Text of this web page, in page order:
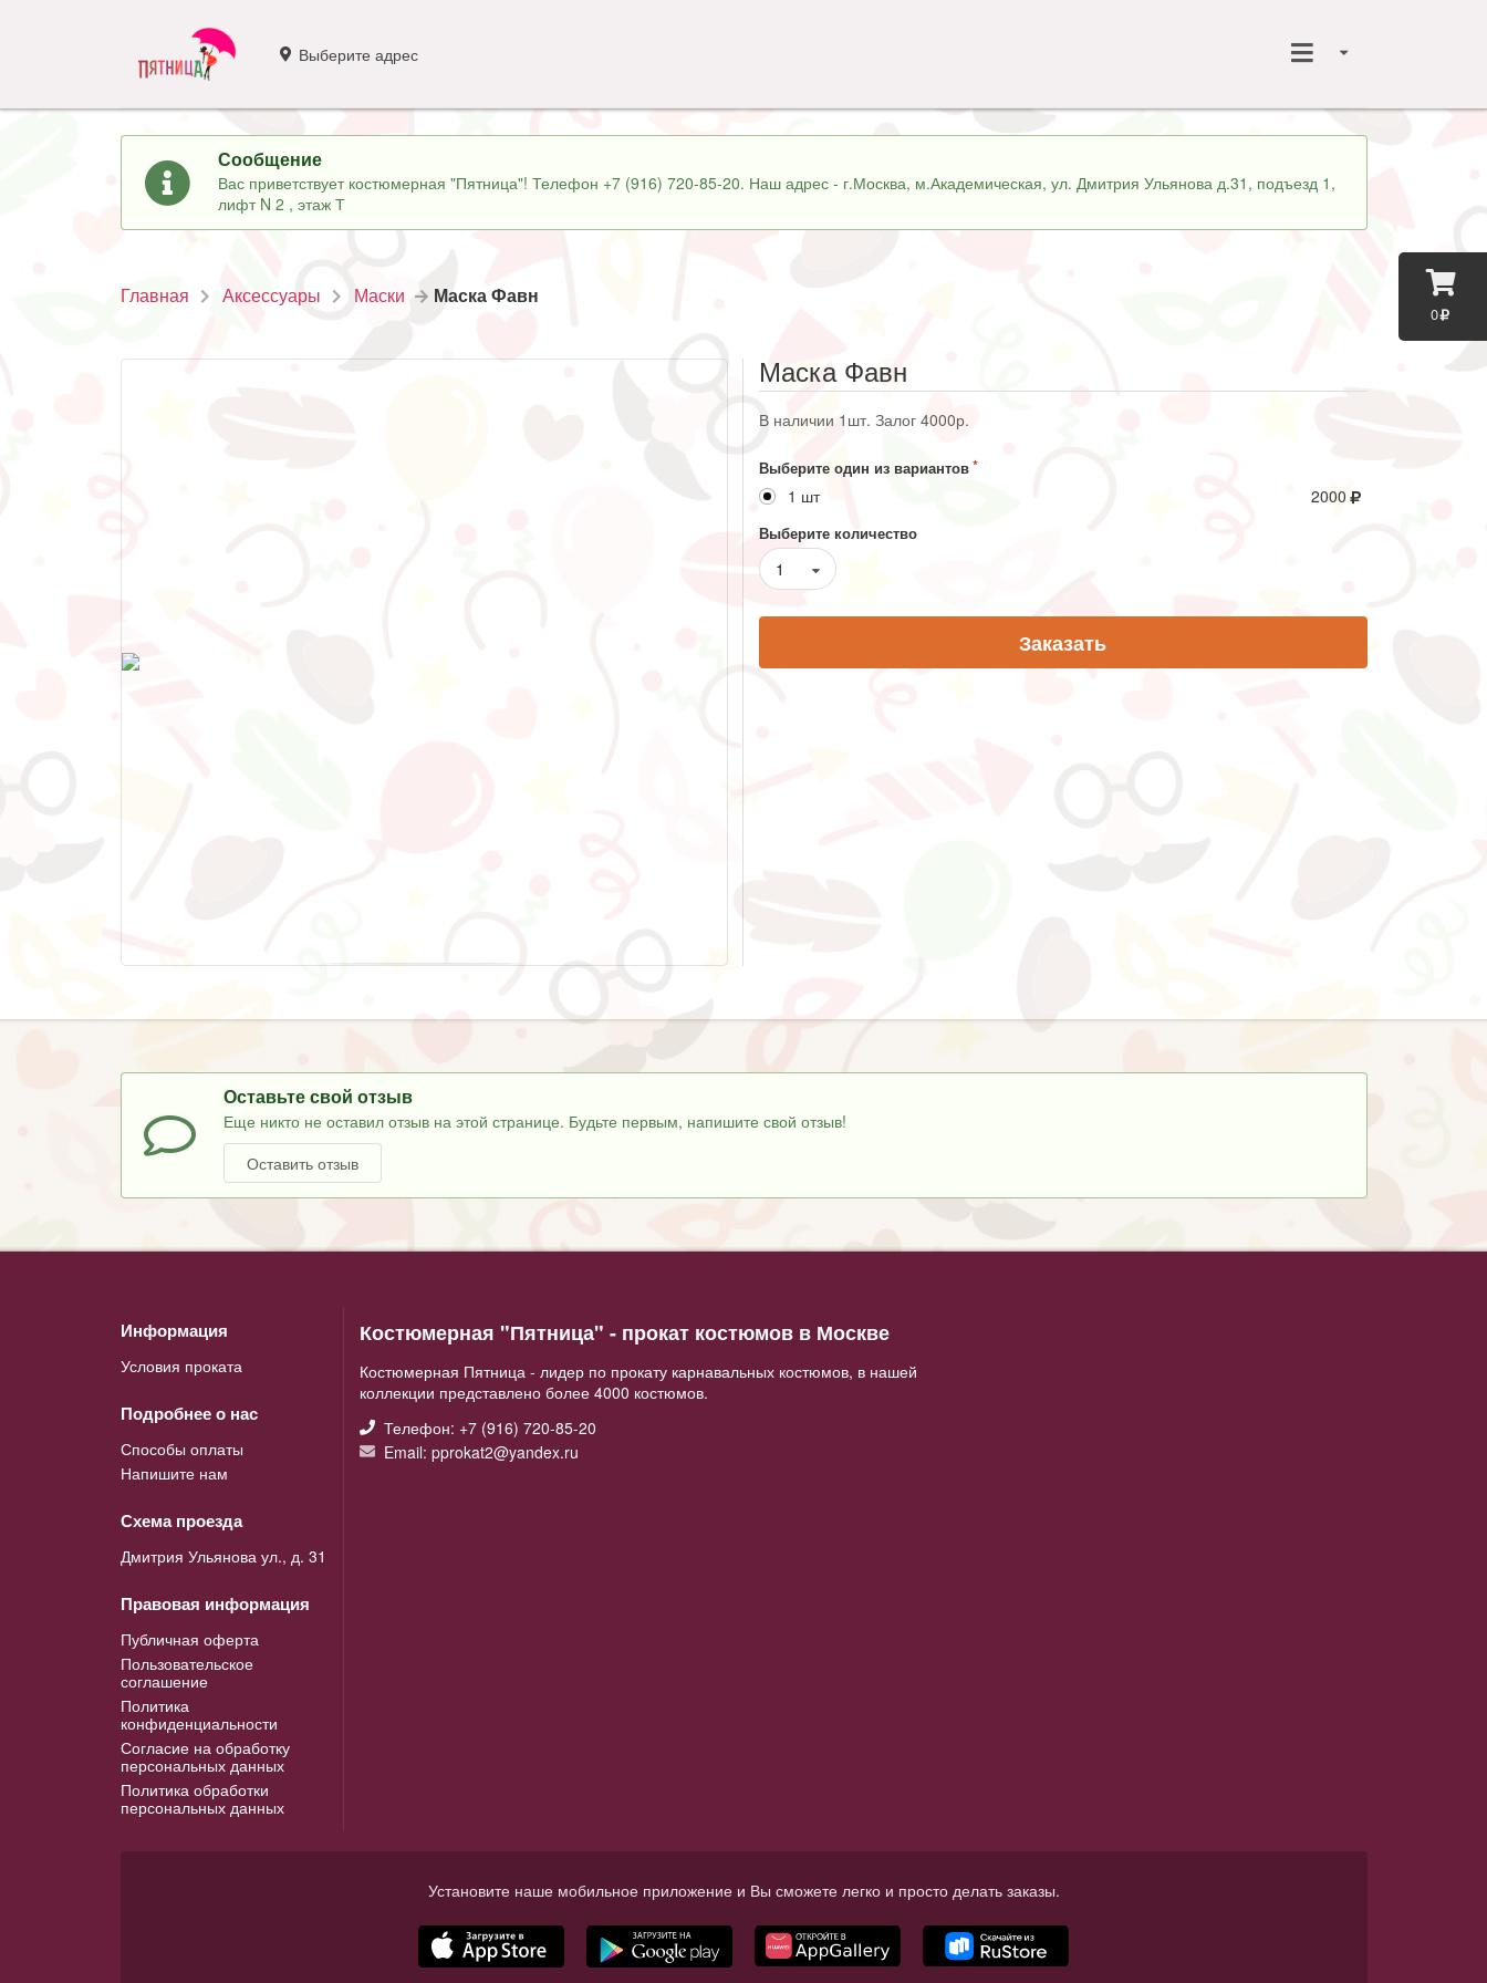
0
Выберите адрес
Сообщение
Вас приветствует костюмерная "Пятница"! Телефон +7 (916) 720-85-20. Наш адрес - г.Москва, м.Академическая, ул. Дмитрия Ульянова д.31, подъезд 1,
лифт N 2 , этаж Т
Главная Аксессуары Маски Маска Фавн
Маска Фавн
В наличии 1шт. Залог 4000р.
Выберите один из вариантов
1 шт 2000
Выберите количество
1
Заказать
Оставьте свой отзыв
Еще никто не оставил отзыв на этой странице. Будьте первым, напишите свой отзыв!
Оставить отзыв
Информация
Условия проката
Подробнее о нас
Способы оплаты
Напишите нам
Схема проезда
Дмитрия Ульянова ул., д. 31
Правовая информация
Публичная оферта
Пользовательское
соглашение
Политика
конфиденциальности
Согласие на обработку
персональных данных
Политика обработки
персональных данных
Костюмерная "Пятница" - прокат костюмов в Москве
Костюмерная Пятница - лидер по прокату карнавальных костюмов, в нашей
коллекции представлено более 4000 костюмов.
Телефон: +7 (916) 720-85-20
Email: pprokat2@yandex.ru
Установите наше мобильное приложение и Вы сможете легко и просто делать заказы.